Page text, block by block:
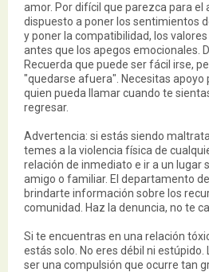
amor. Por difícil que parezca para el
dispuesto a poner los sentimientos
y poner la compatibilidad, los
antes que los apegos emocionales.
Recuerda que puede ser fácil irse,
"quedarse afuera". Necesitas apoyo
quien pueda llamar cuando te
regresar.
Advertencia: si estás siendo
temes a la violencia física de
relación de inmediato e ir a un lugar
amigo o familiar. El departamento
brindarte información sobre los
comunidad. Haz la denuncia, no te
Si te encuentras en una relación
estás solo. No eres débil ni estúpido.
ser una compulsión que ocurre tan